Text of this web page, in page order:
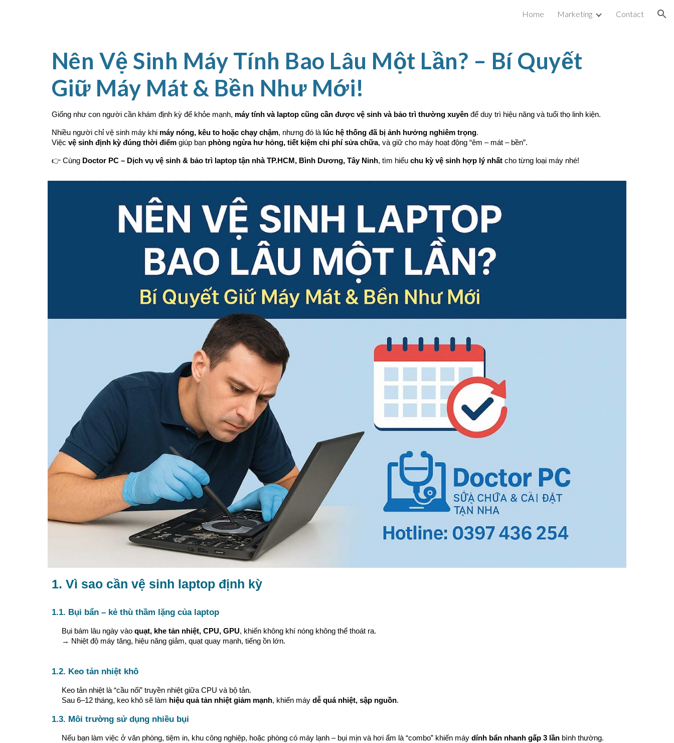
Home Marketing Contact
Nên Vệ Sinh Máy Tính Bao Lâu Một Lần? – Bí Quyết
Giữ Máy Mát & Bền Như Mới!
Giống như con người cần khám định kỳ để khỏe mạnh, máy tính và laptop cũng cần được vệ sinh và bảo trì thường xuyênđể duy trì hiệu năng và tuổi thọ linh kiện.
Nhiều người chỉ vệ sinh máy khi máy nóng, kêu to hoặc chạy chậm, nhưng đó là lúc hệ thống đã bị ảnh hưởng nghiêm trọng.
Việc vệ sinh định kỳ đúng thời điểmgiúp bạn phòng ngừa hư hỏng, tiết kiệm chi phí sửa chữa, và giữ cho máy hoạt động “êm – mát – bền”.
👉 Cùng Doctor PC – Dịch vụ vệ sinh & bảo trì laptop tận nhà TP.HCM, Bình Dương, Tây Ninh, tìm hiểu chu kỳ vệ sinh hợp lý nhấtcho từng loại máy nhé!
1. Vì sao cần vệ sinh laptop định kỳ
1.1. Bụi bẩn – kẻ thù thầm lặng của laptop
Bụi bám lâu ngày vào quạt, khe tản nhiệt, CPU, GPU, khiến không khí nóng không thể thoát ra.
→ Nhiệt độ máy tăng, hiệu năng giảm, quạt quay mạnh, tiếng ồn lớn.
1.2. Keo tản nhiệt khô
Keo tản nhiệt là “cầu nối” truyền nhiệt giữa CPU và bộ tản.
Sau 6–12 tháng, keo khô sẽ làm hiệu quả tản nhiệt giảm mạnh, khiến máy dễ quá nhiệt, sập nguồn.
1.3. Môi trường sử dụng nhiều bụi
Nếu bạn làm việc ở văn phòng, tiệm in, khu công nghiệp, hoặc phòng có máy lạnh – bụi mịn và hơi ẩm là “combo” khiến máy dính bẩn nhanh gấp 3 lầnbình thường.